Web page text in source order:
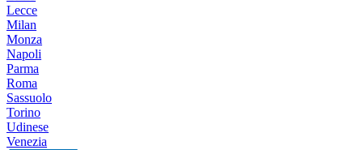
Lecce
Milan
Monza
Napoli
Parma
Roma
Sassuolo
Torino
Udinese
Venezia